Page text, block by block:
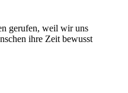
gerufen, weil wir uns
ihre Zeit bewusst